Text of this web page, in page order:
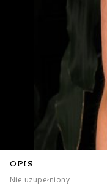
OPIS
Nie uzupełniony